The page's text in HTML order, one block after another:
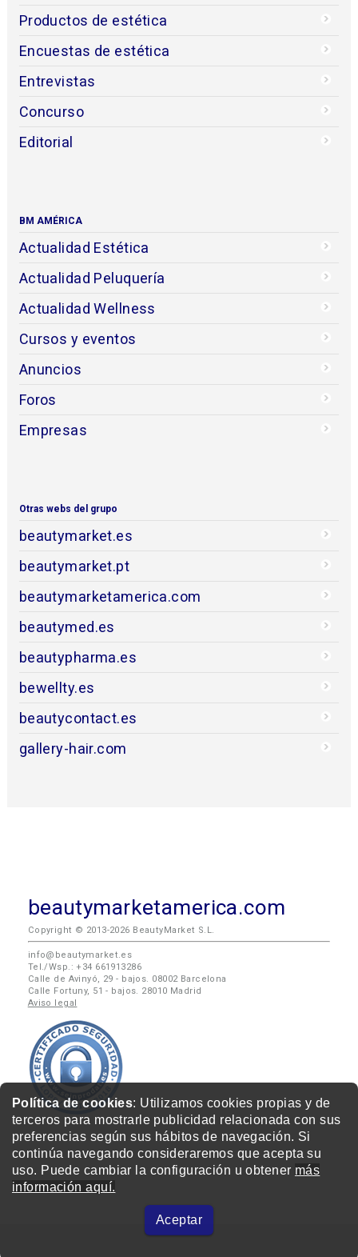
Política de cookies: Utilizamos cookies propias y de
terceros para mostrarle publicidad relacionada con sus
preferencias según sus hábitos de navegación. Si
continúa navegando consideraremos que acepta su
uso. Puede cambiar la configuración u obtener más
información aquí.
Aceptar
Productos de estética
Encuestas de estética
Entrevistas
Concurso
Editorial
BM AMÉRICA
Actualidad Estética
Actualidad Peluquería
Actualidad Wellness
Cursos y eventos
Anuncios
Foros
Empresas
Otras webs del grupo
beautymarket.es
beautymarket.pt
beautymarketamerica.com
beautymed.es
beautypharma.es
bewellty.es
beautycontact.es
gallery-hair.com
beautymarketamerica.com
Copyright © 2013-2026 BeautyMarket S.L.
info@beautymarket.es
Tel./Wsp.: +34 661913286
Calle de Avinyó, 29 - bajos. 08002 Barcelona
Calle Fortuny, 51 - bajos. 28010 Madrid
Aviso legal